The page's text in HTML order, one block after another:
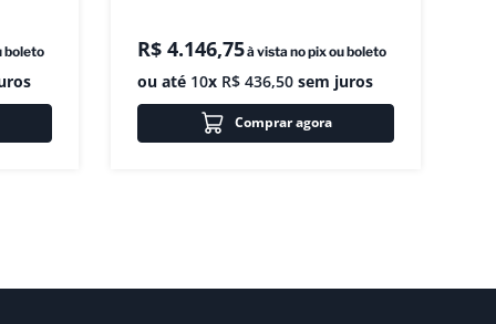
boleto R$ 4.146,75à vista no pix ou boleto
ou até 10x R$ 436,50sem juros
Comprar agora